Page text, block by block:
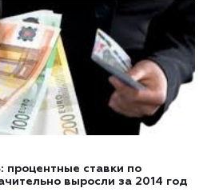
ставки по
выросли за 2014 год